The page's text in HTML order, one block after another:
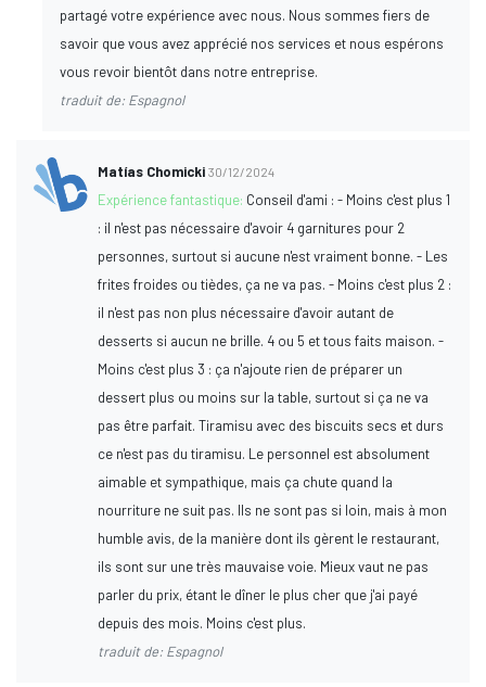
partagé votre expérience avec nous. Nous sommes fiers de
savoir que vous avez apprécié nos services et nous espérons
vous revoir bientôt dans notre entreprise.
traduit de: Espagnol
Matías Chomicki 30/12/2024
Expérience fantastique: Conseil d'ami : - Moins c'est plus 1
: il n'est pas nécessaire d'avoir 4 garnitures pour 2
personnes, surtout si aucune n'est vraiment bonne. - Les
frites froides ou tièdes, ça ne va pas. - Moins c'est plus 2 :
il n'est pas non plus nécessaire d'avoir autant de
desserts si aucun ne brille. 4 ou 5 et tous faits maison. -
Moins c'est plus 3 : ça n'ajoute rien de préparer un
dessert plus ou moins sur la table, surtout si ça ne va
pas être parfait. Tiramisu avec des biscuits secs et durs
ce n'est pas du tiramisu. Le personnel est absolument
aimable et sympathique, mais ça chute quand la
nourriture ne suit pas. Ils ne sont pas si loin, mais à mon
humble avis, de la manière dont ils gèrent le restaurant,
ils sont sur une très mauvaise voie. Mieux vaut ne pas
parler du prix, étant le dîner le plus cher que j'ai payé
depuis des mois. Moins c'est plus.
traduit de: Espagnol